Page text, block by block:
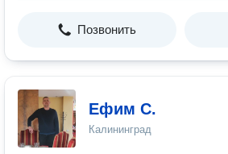
Позвонить
Ефим С.
Калининград